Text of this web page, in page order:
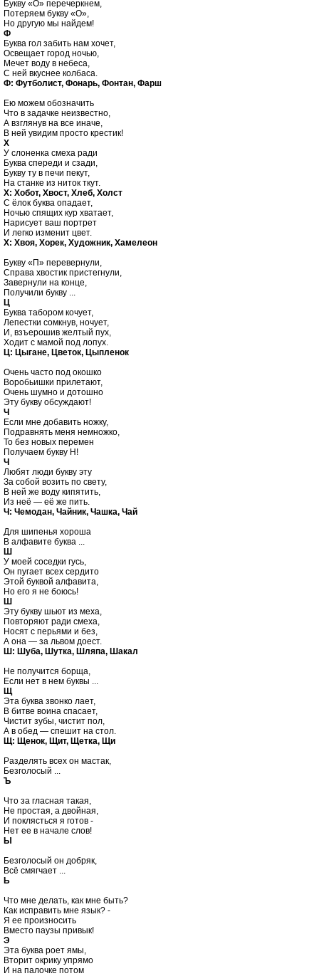
Букву «О» перечеркнем,
Потеряем букву «О»,
Ф
Буква гол забить нам хочет,
Освещает город ночью,
Мечет воду в небеса,
Ф: Футболист, Фонарь, Фонтан, Фарш
Ею можем обозначить
Что в задачке неизвестно,
А взглянув на все иначе,
Х
У слоненка смеха ради
Буква спереди и сзади,
Букву ту в печи пекут,
Х: Хобот, Хвост, Хлеб, Холст
С ёлок буква опадает,
Ночью спящих кур хватает,
Нарисует ваш портрет
Х: Хвоя, Хорек, Художник, Хамелеон
Букву «П» перевернули,
Справа хвостик пристегнули,
Завернули на конце,
Ц
Буква табором кочует,
Лепестки сомкнув, ночует,
И, взъерошив желтый пух,
Ц: Цыгане, Цветок, Цыпленок
Очень часто под окошко
Воробьишки прилетают,
Очень шумно и дотошно
Ч
Если мне добавить ножку,
Подравнять меня немножко,
То без новых перемен
Ч
Любят люди букву эту
За собой возить по свету,
В ней же воду кипятить,
Ч: Чемодан, Чайник, Чашка, Чай
Для шипенья хороша
Ш
У моей соседки гусь,
Он пугает всех сердито
Этой буквой алфавита,
Ш
Эту букву шьют из меха,
Повторяют ради смеха,
Носят с перьями и без,
Ш: Шуба, Шутка, Шляпа, Шакал
Не получится борща,
Щ
Эта буква звонко лает,
В битве воина спасает,
Чистит зубы, чистит пол,
Щ: Щенок, Щит, Щетка, Щи
Разделять всех он мастак,
Ъ
Что за гласная такая,
Не простая, а двойная,
И поклясться я готов -
Ы
Безголосый он добряк,
Ь
Что мне делать, как мне быть?
Как исправить мне язык? -
Я ее произносить
Э
Эта буква роет ямы,
Вторит окрику упрямо
И на палочке потом